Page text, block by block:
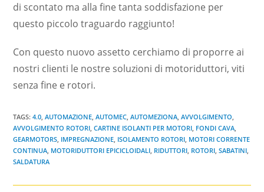
di scontato ma alla fine tanta soddisfazione per
questo piccolo traguardo raggiunto!
Con questo nuovo assetto cerchiamo di proporre ai
nostri clienti le nostre soluzioni di motoriduttori, viti
senza fine e rotori.
TAGS:4.0, AUTOMAZIONE, AUTOMEC, AUTOMEZIONA, AVVOLGIMENTO,
AVVOLGIMENTO ROTORI, CARTINE ISOLANTI PER MOTORI, FONDI CAVA,
GEARMOTORS, IMPREGNAZIONE, ISOLAMENTO ROTORI, MOTORI CORRENTE
CONTINUA, MOTORIDUTTORI EPICICLOIDALI, RIDUTTORI, ROTORI, SABATINI,
SALDATURA